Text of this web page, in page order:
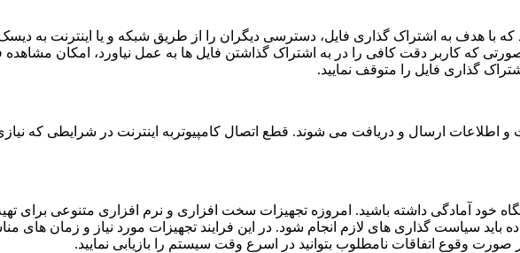
با هدف به اشتراک گذاری فایل، دسترسی دیگران را از طریق شبکه و یا اینترنت به
که کاربر دقت کافی را در به اشتراک گذاشتن فایل ها به عمل نیاورد، امکان مشاهده
گذاری فایل را متوقف نمایید.
اطلاعات ارسال و دریافت می شوند. قطع اتصال کامپیوتربه اینترنت در شرایطی که
خود آمادگی داشته باشید. امروزه تجهیزات سخت افزاری و نرم افزاری متنوعی برای تهیه
باید سیاست گذاری های لازم انجام شود. در این فرایند تجهیزات مورد نیاز و زمان